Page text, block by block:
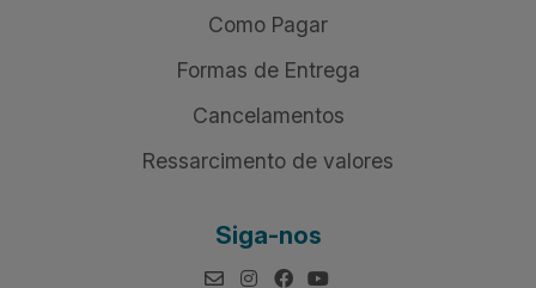
Como Pagar
Formas de Entrega
Cancelamentos
Ressarcimento de valores
Siga-nos